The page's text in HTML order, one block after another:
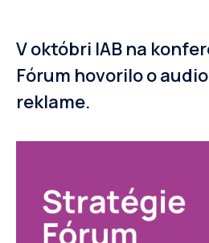
V októbri IAB na
Fórum hovorilo o
reklame.